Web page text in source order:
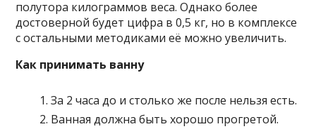
полутора килограммов веса. Однако более
достоверной будет цифра в 0,5 кг, но в комплексе
с остальными методиками её можно увеличить.
Как принимать ванну
За 2 часа до и столько же после нельзя есть.
Ванная должна быть хорошо прогретой.